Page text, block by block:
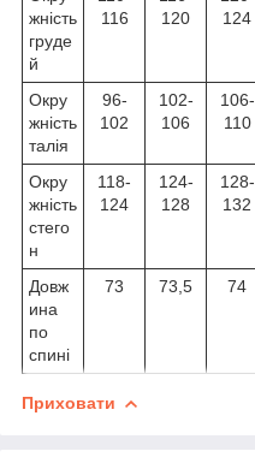
жність
груде
й
116
120
124
Окру
жність
талія
96-
102
102-
106
106-
110
Окру
жність
стего
н
118-
124
124-
128
128-
132
Довж
ина
по
спині
73 73,5 74
Приховати